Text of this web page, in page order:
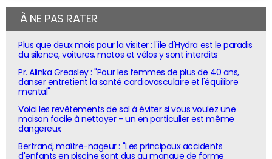
À NE PAS RATER
Plus que deux mois pour la visiter : l'île d'Hydra est le paradis
du silence, voitures, motos et vélos y sont interdits
Pr. Alinka Greasley : "Pour les femmes de plus de 40 ans,
danser entretient la santé cardiovasculaire et l'équilibre
mental"
Voici les revêtements de sol à éviter si vous voulez une
maison facile à nettoyer - un en particulier est même
dangereux
Bertrand, maître-nageur : "Les principaux accidents
d'enfants en piscine sont dus au manque de forme